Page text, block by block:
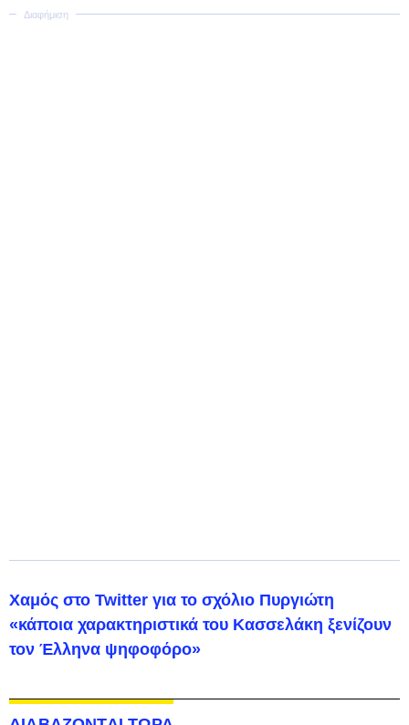
Χαμός στο Twitter για το σχόλιο Πυργιώτη
«κάποια χαρακτηριστικά του Κασσελάκη ξενίζουν
τον Έλληνα ψηφοφόρο»